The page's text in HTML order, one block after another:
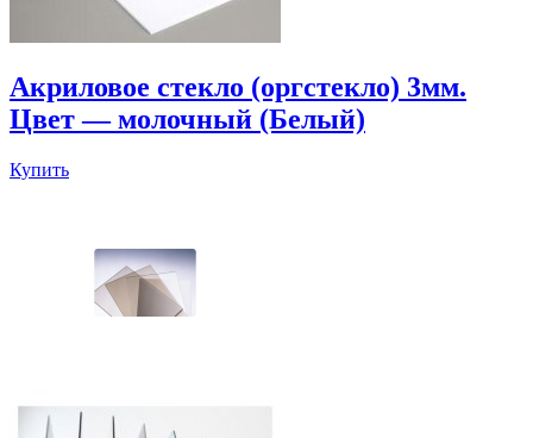
Акриловое стекло (оргстекло) 3мм.
Цвет — молочный (Белый)
Купить